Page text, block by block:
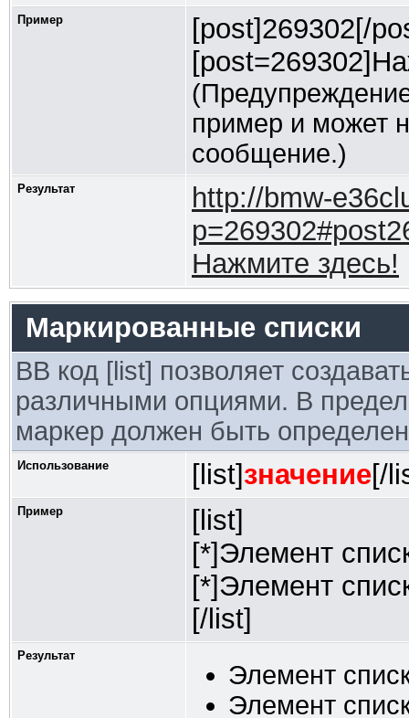
Пример
[post]269302[/
пример и может
сообщение.)
Результат
http://bmw-
Нажмите здесь!
Маркированные списки
BB код [list] позволяет
различными опциями. В
маркер должен быть
Использование [list]значение[/
Пример
[list]
[*]Элемент
[*]Элемент
[/list]
Результат
Элемент
Элемент